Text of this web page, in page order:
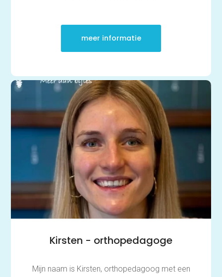
meer informatie
Kirsten - orthopedagoge
Mijn naam is Kirsten, orthopedagoog met een